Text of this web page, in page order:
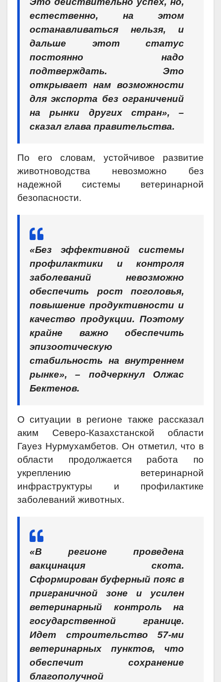
естественно, на этом
останавливаться нельзя, и
дальше этот статус
постоянно надо
подтверждать. Это
открывает нам возможности
для экспорта без ограничений
на рынки других стран», –
сказал глава правительства.
По его словам, устойчивое развитие
животноводства невозможно без
надежной системы ветеринарной
безопасности.
«Без эффективной системы
профилактики и контроля
заболеваний невозможно
обеспечить рост поголовья,
повышение продуктивности и
качество продукции. Поэтому
крайне важно обеспечить
эпизоотическую
стабильность на внутреннем
рынке», – подчеркнул Олжас
Бектенов.
О ситуации в регионе также рассказал
аким Северо-Казахстанской области
Гауез Нурмухамбетов. Он отметил, что в
области продолжается работа по
укреплению ветеринарной
инфраструктуры и профилактике
заболеваний животных.
«В регионе проведена
вакцинация скота.
Сформирован буферный пояс в
приграничной зоне и усилен
ветеринарный контроль на
государственной границе.
Идет строительство 57-ми
ветеринарных пунктов, что
обеспечит сохранение
благополучной